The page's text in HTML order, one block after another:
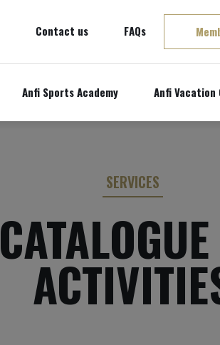
Contact us FAQs
Anfi Sports Academy Anfi Vacation
SERVICES